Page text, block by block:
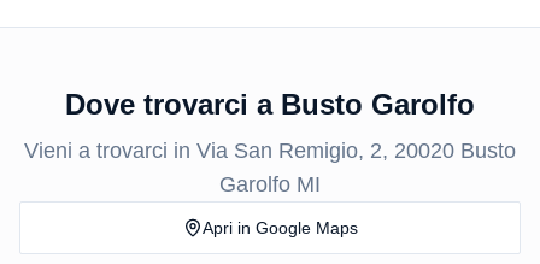
Dove trovarci a Busto Garolfo
Vieni a trovarci in Via San Remigio, 2, 20020 Busto
Garolfo MI
Apri in Google Maps